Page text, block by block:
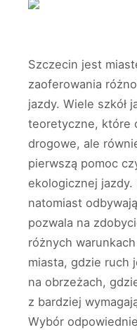
Szczecin jest
zaoferowania
jazdy. Wiele szkół
teoretyczne, które
drogowe, ale
pierwszą pomoc
ekologicznej
natomiast
pozwala na
różnych
miasta, gdzie ruch
na obrzeżach,
z bardziej
Wybór